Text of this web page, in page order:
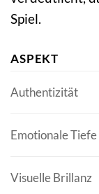
Spiel.
ASPEKT
Authentizität
Emotionale Tiefe
Visuelle Brillanz